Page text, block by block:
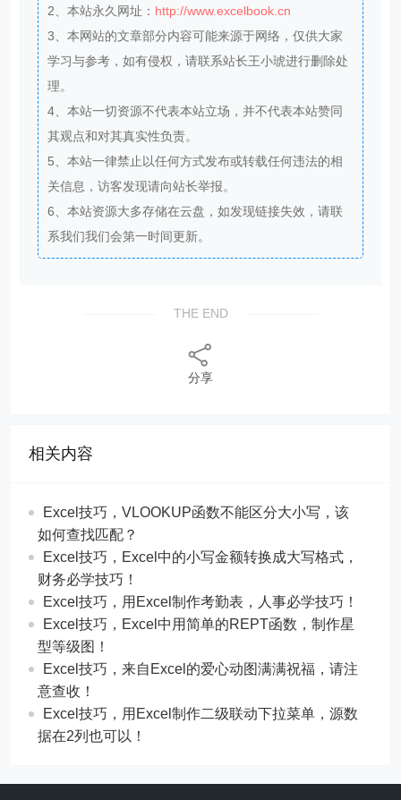
2、本站永久网址： http://www.excelbook.cn
3、本网站的文章部分内容可能来源于网络，仅供大家
学习与参考，如有侵权，请联系站长王小琥进行删除处
理。
4、本站一切资源不代表本站立场，并不代表本站赞同
其观点和对其真实性负责。
5、本站一律禁止以任何方式发布或转载任何违法的相
关信息，访客发现请向站长举报。
6、本站资源大多存储在云盘，如发现链接失效，请联
系我们我们会第一时间更新。
THE END
分享
相关内容
Excel技巧，​​VLOOKUP函数不能区分大小写，该
如何查找匹配？
​​Excel技巧，Excel中的小写金额转换成大写格式，
财务必学技巧！
​​Excel技巧，用Excel制作考勤表，人事必学技巧！
Excel技巧，​​Excel中用简单的REPT函数，制作星
型等级图！
Excel技巧，来自Excel的爱心动图满满祝福，请注
意查收！
Excel技巧，用Excel制作二级联动下拉菜单，源数
据在2列也可以！